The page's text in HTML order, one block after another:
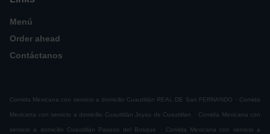
Menú
Order ahead
Contáctanos
Comida Mexicana con servicio a domicilio Cuautitlán REAL DE San FERNANDO . Comida
Mexicana con servicio a domicilio Cuautitlán Joyas de Cuautitlan . Comida Mexicana con
servicio a domicilio Cuautitlán Paseos del Bosque . Comida Mexicana con servicio a